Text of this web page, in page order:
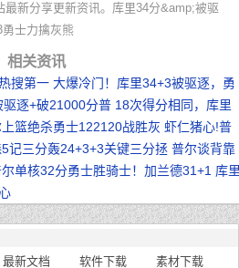
新分享更新资讯。库里34分&amp;被驱
士力擒灰熊
相关资讯
搜第一 大爆冷门！库里34+3被驱逐，勇
逐+破21000分普 18次得分相同，库里
篮绝杀勇士122120战胜灰 虾仁猪心!普
记三分轰24+3+3关键三分拯 普尔谈背靠
单核32分勇士胜骑士！加兰德31+1 库
最新文档 软件下载 素材下载